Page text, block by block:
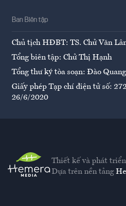
Ban Biên tập
Chủ tịch HĐBT: TS. Chử Văn
Tổng biên tập: Chử Thị Hạnh
Tổng thư ký tòa soạn: Đào
Giấy phép Tạp chí điện tử số:
26/6/2020
Thiết kế và phát
Dựa trên nền tảng